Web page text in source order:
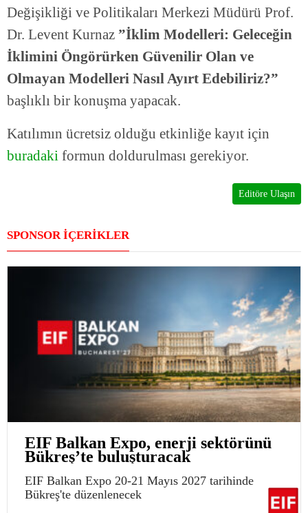
Değişikliği ve Politikaları Merkezi Müdürü Prof.
Dr. Levent Kurnaz ”İklim Modelleri: Geleceğin
İklimini Öngörürken Güvenilir Olan ve
Olmayan Modelleri Nasıl Ayırt Edebiliriz?”
başlıklı bir konuşma yapacak.
Katılımın ücretsiz olduğu etkinliğe kayıt için
buradaki formun doldurulması gerekiyor.
Editöre Ulaşın
SPONSOR İÇERİKLER
EIF Balkan Expo, enerji sektörünü
Bükreş’te buluşturacak
EIF Balkan Expo 20-21 Mayıs 2027 tarihinde
Bükreş'te düzenlenecek